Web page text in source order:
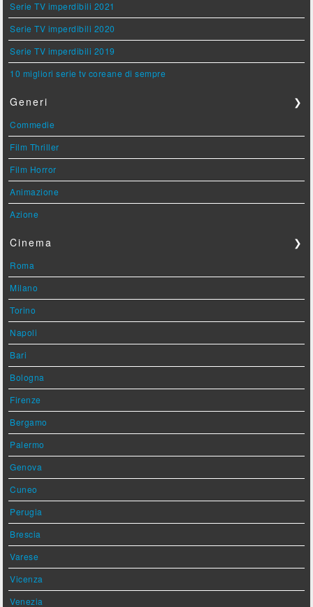
Serie TV imperdibili 2021
Serie TV imperdibili 2020
Serie TV imperdibili 2019
10 migliori serie tv coreane di sempre
Generi ❯
Commedie
Film Thriller
Film Horror
Animazione
Azione
Cinema ❯
Roma
Milano
Torino
Napoli
Bari
Bologna
Firenze
Bergamo
Palermo
Genova
Cuneo
Perugia
Brescia
Varese
Vicenza
Venezia